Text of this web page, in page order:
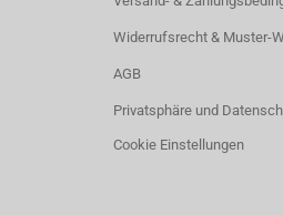
Widerrufsrecht & Muster-
AGB
Privatsphäre und
Cookie Einstellungen